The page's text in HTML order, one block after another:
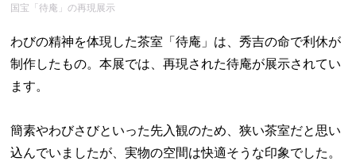
国宝「待庵」の再現展示
わびの精神を体現した茶室「待庵」は、秀吉の命で利休が
制作したもの。本展では、再現された待庵が展示されてい
ます。
簡素やわびさびといった先入観のため、狭い茶室だと思い
込んでいましたが、実物の空間は快適そうな印象でした。